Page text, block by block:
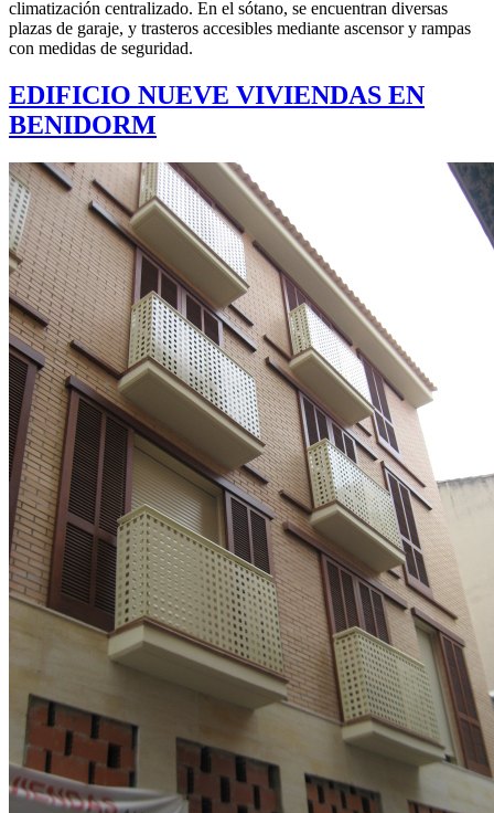
climatización centralizado. En el sótano, se encuentran diversas
plazas de garaje, y trasteros accesibles mediante ascensor y rampas
con medidas de seguridad.
EDIFICIO NUEVE VIVIENDAS EN
BENIDORM